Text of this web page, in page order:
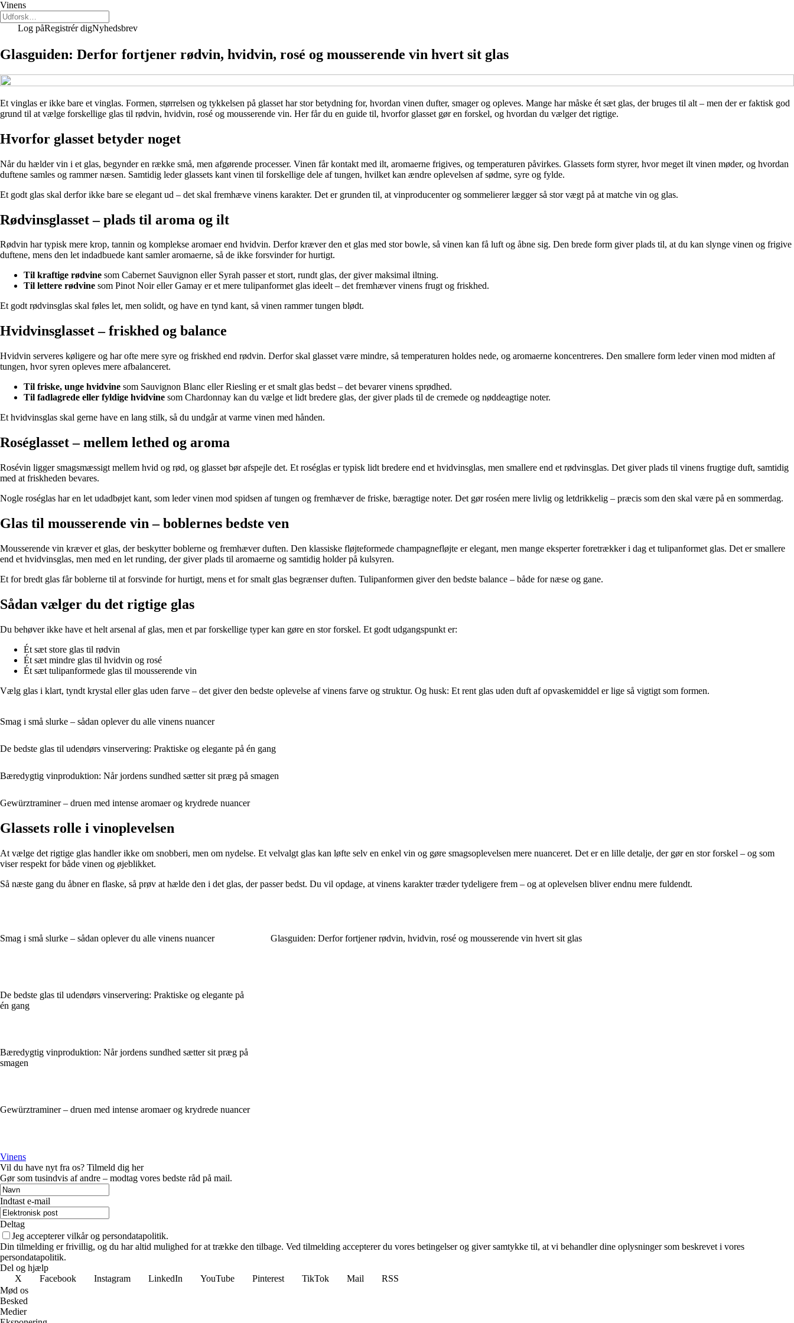
Vinens
Log påRegistrér digNyhedsbrev
Glasguiden: Derfor fortjener rødvin, hvidvin, rosé og mousserende vin hvert sit glas
Et vinglas er ikke bare et vinglas. Formen, størrelsen og tykkelsen på glasset har stor betydning for, hvordan vinen dufter, smager og opleves. Mange har måske ét sæt glas, der bruges til alt – men der er faktisk god
grund til at vælge forskellige glas til rødvin, hvidvin, rosé og mousserende vin. Her får du en guide til, hvorfor glasset gør en forskel, og hvordan du vælger det rigtige.
Hvorfor glasset betyder noget
Når du hælder vin i et glas, begynder en række små, men afgørende processer. Vinen får kontakt med ilt, aromaerne frigives, og temperaturen påvirkes. Glassets form styrer, hvor meget ilt vinen møder, og hvordan
duftene samles og rammer næsen. Samtidig leder glassets kant vinen til forskellige dele af tungen, hvilket kan ændre oplevelsen af sødme, syre og fylde.
Et godt glas skal derfor ikke bare se elegant ud – det skal fremhæve vinens karakter. Det er grunden til, at vinproducenter og sommelierer lægger så stor vægt på at matche vin og glas.
Rødvinsglasset – plads til aroma og ilt
Rødvin har typisk mere krop, tannin og komplekse aromaer end hvidvin. Derfor kræver den et glas med stor bowle, så vinen kan få luft og åbne sig. Den brede form giver plads til, at du kan slynge vinen og frigive
duftene, mens den let indadbuede kant samler aromaerne, så de ikke forsvinder for hurtigt.
Til kraftige rødvine som Cabernet Sauvignon eller Syrah passer et stort, rundt glas, der giver maksimal iltning.
Til lettere rødvine som Pinot Noir eller Gamay er et mere tulipanformet glas ideelt – det fremhæver vinens frugt og friskhed.
Et godt rødvinsglas skal føles let, men solidt, og have en tynd kant, så vinen rammer tungen blødt.
Hvidvinsglasset – friskhed og balance
Hvidvin serveres køligere og har ofte mere syre og friskhed end rødvin. Derfor skal glasset være mindre, så temperaturen holdes nede, og aromaerne koncentreres. Den smallere form leder vinen mod midten af
tungen, hvor syren opleves mere afbalanceret.
Til friske, unge hvidvine som Sauvignon Blanc eller Riesling er et smalt glas bedst – det bevarer vinens sprødhed.
Til fadlagrede eller fyldige hvidvine som Chardonnay kan du vælge et lidt bredere glas, der giver plads til de cremede og nøddeagtige noter.
Et hvidvinsglas skal gerne have en lang stilk, så du undgår at varme vinen med hånden.
Roséglasset – mellem lethed og aroma
Rosévin ligger smagsmæssigt mellem hvid og rød, og glasset bør afspejle det. Et roséglas er typisk lidt bredere end et hvidvinsglas, men smallere end et rødvinsglas. Det giver plads til vinens frugtige duft, samtidig
med at friskheden bevares.
Nogle roséglas har en let udadbøjet kant, som leder vinen mod spidsen af tungen og fremhæver de friske, bæragtige noter. Det gør roséen mere livlig og letdrikkelig – præcis som den skal være på en sommerdag.
Glas til mousserende vin – boblernes bedste ven
Mousserende vin kræver et glas, der beskytter boblerne og fremhæver duften. Den klassiske fløjteformede champagnefløjte er elegant, men mange eksperter foretrækker i dag et tulipanformet glas. Det er smallere
end et hvidvinsglas, men med en let runding, der giver plads til aromaerne og samtidig holder på kulsyren.
Et for bredt glas får boblerne til at forsvinde for hurtigt, mens et for smalt glas begrænser duften. Tulipanformen giver den bedste balance – både for næse og gane.
Sådan vælger du det rigtige glas
Du behøver ikke have et helt arsenal af glas, men et par forskellige typer kan gøre en stor forskel. Et godt udgangspunkt er:
Ét sæt store glas til rødvin
Ét sæt mindre glas til hvidvin og rosé
Ét sæt tulipanformede glas til mousserende vin
Vælg glas i klart, tyndt krystal eller glas uden farve – det giver den bedste oplevelse af vinens farve og struktur. Og husk: Et rent glas uden duft af opvaskemiddel er lige så vigtigt som formen.
Smag i små slurke – sådan oplever du alle vinens nuancer
De bedste glas til udendørs vinservering: Praktiske og elegante på én gang
Bæredygtig vinproduktion: Når jordens sundhed sætter sit præg på smagen
Gewürztraminer – druen med intense aromaer og krydrede nuancer
Glassets rolle i vinoplevelsen
At vælge det rigtige glas handler ikke om snobberi, men om nydelse. Et velvalgt glas kan løfte selv en enkel vin og gøre smagsoplevelsen mere nuanceret. Det er en lille detalje, der gør en stor forskel – og som
viser respekt for både vinen og øjeblikket.
Så næste gang du åbner en flaske, så prøv at hælde den i det glas, der passer bedst. Du vil opdage, at vinens karakter træder tydeligere frem – og at oplevelsen bliver endnu mere fuldendt.
Smag i små slurke – sådan oplever du alle vinens nuancer
De bedste glas til udendørs vinservering: Praktiske og elegante på
én gang
Bæredygtig vinproduktion: Når jordens sundhed sætter sit præg på
smagen
Gewürztraminer – druen med intense aromaer og krydrede nuancer
Glasguiden: Derfor fortjener rødvin, hvidvin, rosé og mousserende vin hvert sit glas
Vinens
Vil du have nyt fra os? Tilmeld dig her
Gør som tusindvis af andre – modtag vores bedste råd på mail.
Indtast e-mail
Deltag
Jeg accepterer vilkår og persondatapolitik.
Din tilmelding er frivillig, og du har altid mulighed for at trække den tilbage. Ved tilmelding accepterer du vores betingelser og giver samtykke til, at vi behandler dine oplysninger som beskrevet i vores
persondatapolitik.
Del og hjælp
X
Facebook Instagram LinkedIn YouTube Pinterest TikTok Mail
RSS
Mød os
Besked
Medier